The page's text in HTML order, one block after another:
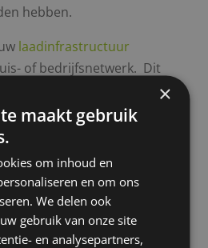
hebben.
laadinfrastructuur
of bedrijfsnetwerk. Dit
kan uitlezen en beheren.
aanvragen
×
maakt gebruik
om inhoud en
en om ons
We delen ook
gebruik van onze site
en analysepartners,